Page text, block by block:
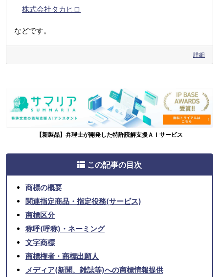
株式会社タカヒロ
などです。
詳細
【新製品】弁理士が開発した特許読解支援ＡＩサービス
この記事の目次
商標の概要
関連指定商品・指定役務(サービス)
商標区分
称呼(呼称)・ネーミング
文字商標
商標権者・商標出願人
メディア(新聞、雑誌等)への商標情報提供